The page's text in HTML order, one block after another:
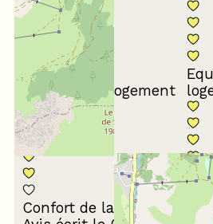
Propreté du logement
Confort de la literie